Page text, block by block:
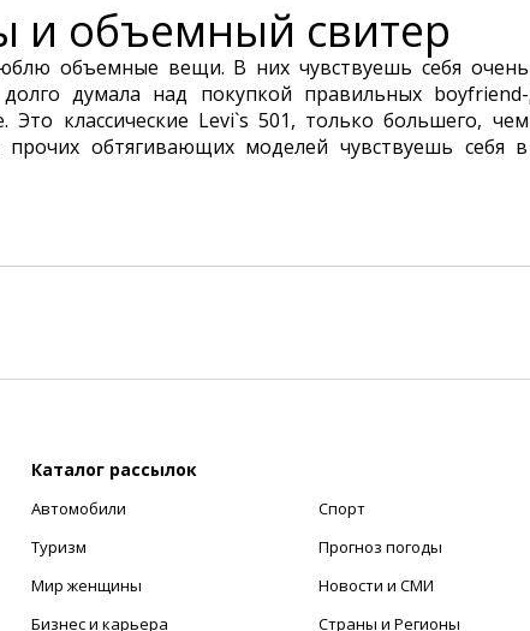
и объемный свитер
объемные вещи. В них чувствуешь себя
думала над покупкой правильных
классические Levi`s 501, только большего,
обтягивающих моделей чувствуешь себя
Каталог рассылок
Автомобили
Туризм
Мир женщины
Бизнес и карьера
Спорт
Прогноз погоды
Новости и СМИ
Страны и Регионы